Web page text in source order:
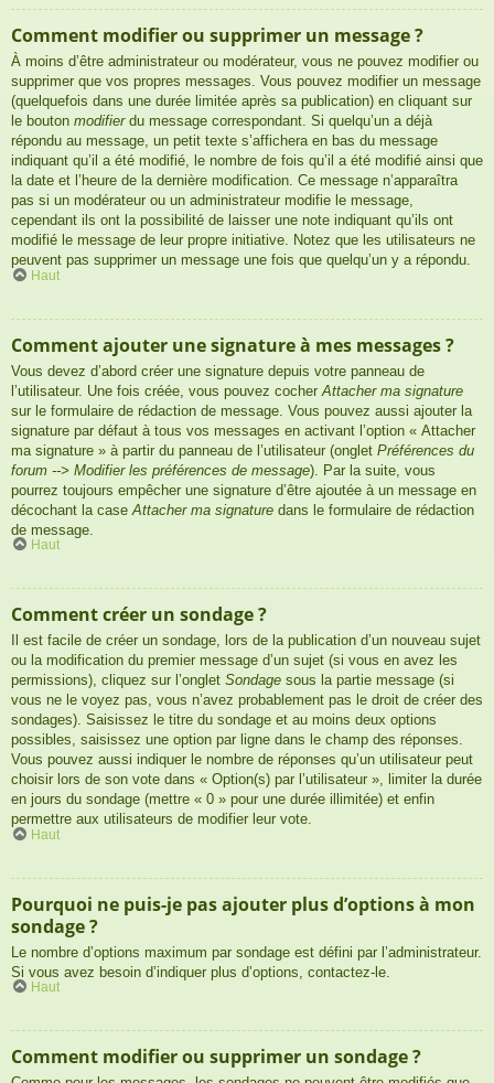
Comment modifier ou supprimer un message ?
À moins d’être administrateur ou modérateur, vous ne pouvez modifier ou
supprimer que vos propres messages. Vous pouvez modifier un message
(quelquefois dans une durée limitée après sa publication) en cliquant sur
le bouton modifierdu message correspondant. Si quelqu’un a déjà
répondu au message, un petit texte s’affichera en bas du message
indiquant qu’il a été modifié, le nombre de fois qu’il a été modifié ainsi que
la date et l’heure de la dernière modification. Ce message n’apparaîtra
pas si un modérateur ou un administrateur modifie le message,
cependant ils ont la possibilité de laisser une note indiquant qu’ils ont
modifié le message de leur propre initiative. Notez que les utilisateurs ne
peuvent pas supprimer un message une fois que quelqu’un y a répondu.
Haut
Comment ajouter une signature à mes messages ?
Vous devez d’abord créer une signature depuis votre panneau de
l’utilisateur. Une fois créée, vous pouvez cocher Attacher ma signature
sur le formulaire de rédaction de message. Vous pouvez aussi ajouter la
signature par défaut à tous vos messages en activant l’option « Attacher
ma signature » à partir du panneau de l’utilisateur (onglet Préférences du
forum --> Modifier les préférences de message). Par la suite, vous
pourrez toujours empêcher une signature d’être ajoutée à un message en
décochant la case Attacher ma signature dans le formulaire de rédaction
de message.
Haut
Comment créer un sondage ?
Il est facile de créer un sondage, lors de la publication d’un nouveau sujet
ou la modification du premier message d’un sujet (si vous en avez les
permissions), cliquez sur l’onglet Sondage sous la partie message (si
vous ne le voyez pas, vous n’avez probablement pas le droit de créer des
sondages). Saisissez le titre du sondage et au moins deux options
possibles, saisissez une option par ligne dans le champ des réponses.
Vous pouvez aussi indiquer le nombre de réponses qu’un utilisateur peut
choisir lors de son vote dans « Option(s) par l’utilisateur », limiter la durée
en jours du sondage (mettre « 0 » pour une durée illimitée) et enfin
permettre aux utilisateurs de modifier leur vote.
Haut
Pourquoi ne puis-je pas ajouter plus d’options à mon
sondage ?
Le nombre d’options maximum par sondage est défini par l’administrateur.
Si vous avez besoin d’indiquer plus d’options, contactez-le.
Haut
Comment modifier ou supprimer un sondage ?